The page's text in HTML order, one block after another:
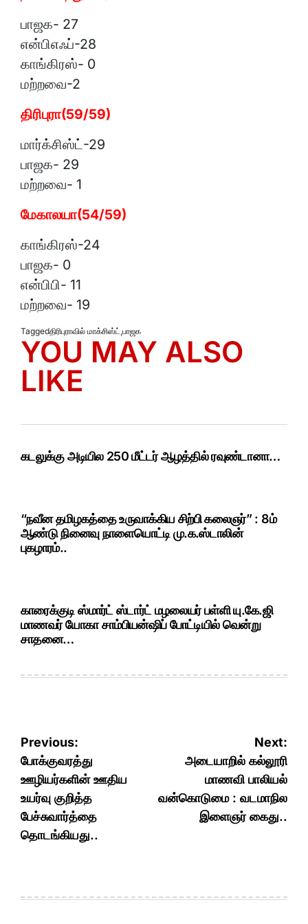
பாஜக- 27
என்பிஎஃப்-28
காங்கிரஸ்- 0
மற்றவை-2
திரிபுரா(59/59)
மார்க்சிஸ்ட்-29
பாஜக- 29
மற்றவை- 1
மேகாலயா(54/59)
காங்கிரஸ்-24
பாஜக- 0
என்பிபி- 11
மற்றவை- 19
Taggedதிரிபுராவில் மாக்சிஸ்ட்,பாஜக
YOU MAY ALSO
LIKE
கடலுக்கு அடியில 250 மீட்டர் ஆழத்தில் ரவுண்டானா…
“நவீன தமிழகத்தை உருவாக்கிய சிற்பி கலைஞர்” : 8ம்
ஆண்டு நினைவு நாளையொட்டி மு.க.ஸ்டாலின்
புகழாரம்..
காரைக்குடி ஸ்மார்ட் ஸ்டார்ட் மழலையர் பள்ளி யு.கே.ஜி
மாணவர் யோகா சாம்பியன்ஷிப் போட்டியில் வென்று
சாதனை…
Post
navigation
Previous:
போக்குவரத்து
ஊழியர்களின் ஊதிய
உயர்வு குறித்த
பேச்சுவார்த்தை
தொடங்கியது..
Next:
அடையாறில் கல்லூரி
மாணவி பாலியல்
வன்கொடுமை : வடமாநில
இளைஞர் கைது..